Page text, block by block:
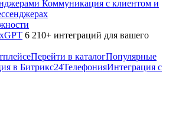
Коммуникация с клиентом и
6 210+ интеграций для вашего
Перейти в каталогПопулярные
в Битрикс24ТелефонияИнтеграция с